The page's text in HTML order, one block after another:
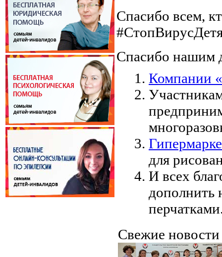
Спасибо всем,
Спасибо нашим
Компании
для
И всех
дополнить
Свежие